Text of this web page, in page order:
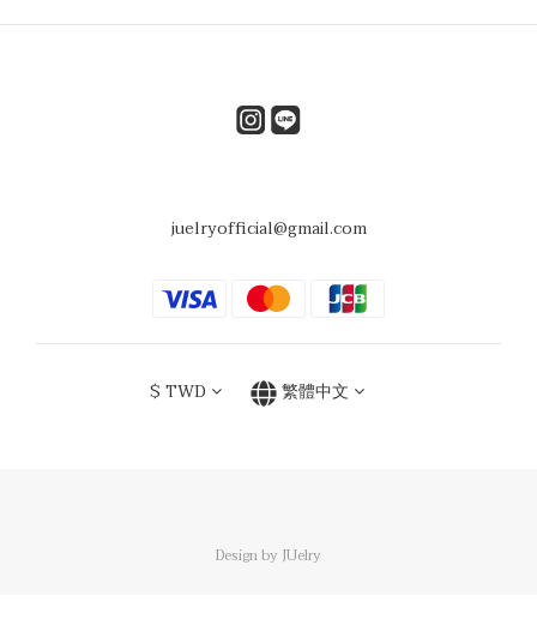
juelryofficial@gmail.com
$ TWD 繁體中文
Design by JUelry